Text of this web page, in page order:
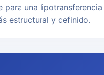
para una lipotransferencia
estructural y definido.